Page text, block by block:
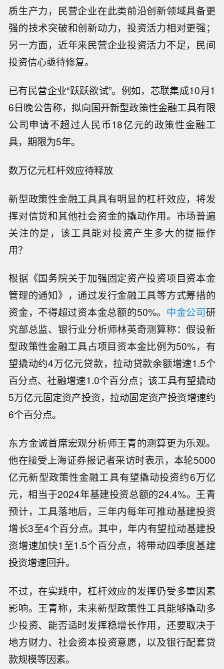
质生产力，民营企业在此类前沿创新领域具备更
强的技术突破和创新动力，投资活力相对更强；
另一方面，近年来民营企业投资活力不足，民间
投资信心亟待修复。
已有民营企业“跃跃欲试”。例如，芯联集成10月1
6日晚公告称，拟向国开新型政策性金融工具有限
公司申请不超过人民币18亿元的政策性金融工
具，期限为5年。
数万亿元杠杆效应待释放
新型政策性金融工具具有明显的杠杆效应，将发
挥对信贷和其他社会资金的撬动作用。市场普遍
关注的是，该工具能对投资产生多大的提振作
用？
根据《国务院关于加强固定资产投资项目资本金
管理的通知》，通过发行金融工具等方式筹措的
资金，不得超过资本金总额的50%。 中金公司研
究部总监、银行业分析师林英奇测算称：假设新
型政策性金融工具占项目资本金比例为50%，有
望撬动约4万亿元贷款，拉动贷款余额增速1.5个
百分点、社融增速1.0个百分点；该工具有望撬动
5万亿元固定资产投资，拉动固定资产投资增速约
6个百分点。
东方金诚首席宏观分析师王青的测算更为乐观。
他在接受上海证券报记者采访时表示，本轮5000
亿元新型政策性金融工具有望撬动投资约6万亿
元，相当于2024年基建投资总额的24.4%。王青
预计，工具落地后，三年内每年可推动基建投资
增长3至4个百分点。其中，年内有望拉动基建投
资增速加快1至1.5个百分点，将带动四季度基建
投资增速回升。
不过，在实践中，杠杆效应的发挥仍受多重因素
影响。王青称，未来新型政策性工具能够撬动多
少投资、能否适时发挥稳增长作用，还要取决于
地方财力、社会资本投资意愿，以及银行配套贷
款规模等因素。